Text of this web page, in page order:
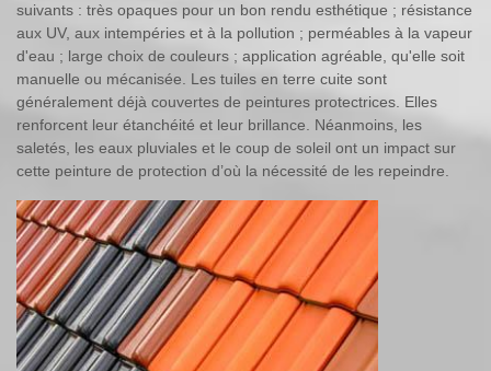
suivants : très opaques pour un bon rendu esthétique ; résistance
aux UV, aux intempéries et à la pollution ; perméables à la vapeur
d'eau ; large choix de couleurs ; application agréable, qu'elle soit
manuelle ou mécanisée. Les tuiles en terre cuite sont
généralement déjà couvertes de peintures protectrices. Elles
renforcent leur étanchéité et leur brillance. Néanmoins, les
saletés, les eaux pluviales et le coup de soleil ont un impact sur
cette peinture de protection d’où la nécessité de les repeindre.